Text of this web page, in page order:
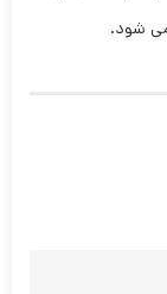
شود.